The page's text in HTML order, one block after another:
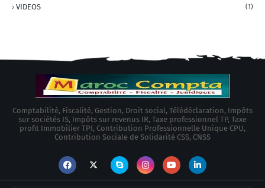
VIDEOS (1)
Comptabilité, Fiscalité, Gestion, Droit social, Télédéclaration, Impôts
sur sociétés IS, Impôts sur revenus IR, Taxe professionnel TP, Taxe
profit Immobilier TPI, Contribution Professionnelle Unique CPU,
Contribution Sociale de Solidarité CSS, CNSS